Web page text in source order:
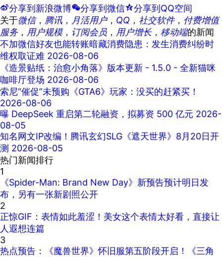
t分享到新浪微博w分享到微信z分享到QQ空间
关于微信， 腾讯 ， 月活用户， QQ ， 社交软件， 付费增值
服务， 用户规模， 订阅会员 ， 用户增长， 移动端的新闻
不加微信好友也能转账暗藏消费隐患：发生消费纠纷时
维权取证难 2026-08-06
《造景贴纸：治愈小角落》版本更新 - 1.5.0 - 全新猫咪
咖啡厅登场 2026-08-06
索尼“催促”未预购《GTA6》玩家：没买的赶紧买！
2026-08-06
曝 DeepSeek 重启第二轮融资，拟募资 500 亿元 2026-
08-05
知名网文IP改编！腾讯玄幻SLG《遮天世界》8月20日开
测 2026-08-05
热门新闻排行
1
《Spider-Man: Brand New Day》新预告预计明日发
布，另有一张新剧照公开
2
正惊GIF：表情如此羞涩！美女这个表情太好看，直接让
人遐想连篇
3
热点预告：《魔兽世界》怀旧服第五阶段开启！《三角